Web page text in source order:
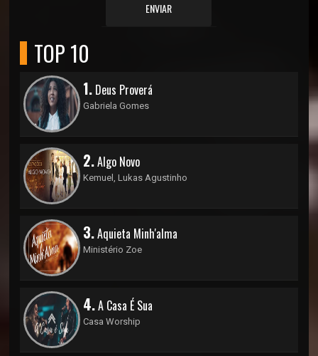
ENVIAR
TOP 10
1. Deus Proverá
Gabriela Gomes
2.Algo Novo
Kemuel, Lukas Agustinho
3.Aquieta Minh'alma
Ministério Zoe
4.A Casa É Sua
Casa Worship